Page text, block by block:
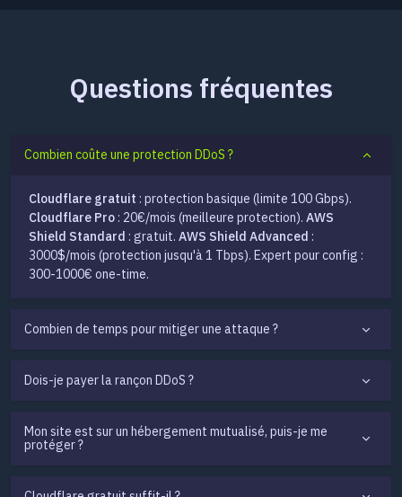
Questions fréquentes
Combien coûte une protection DDoS ?
Cloudflare gratuit : protection basique (limite 100 Gbps).
Cloudflare Pro : 20€/mois (meilleure protection). AWS
Shield Standard : gratuit. AWS Shield Advanced :
3000$/mois (protection jusqu'à 1 Tbps). Expert pour config :
300-1000€ one-time.
Combien de temps pour mitiger une attaque ?
Dois-je payer la rançon DDoS ?
Mon site est sur un hébergement mutualisé, puis-je me
protéger ?